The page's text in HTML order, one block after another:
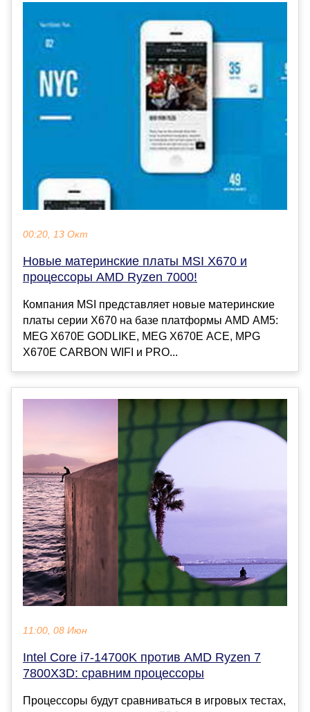
00:20, 13 Окт
Новые материнские платы MSI X670 и
процессоры AMD Ryzen 7000!
Компания MSI представляет новые материнские
платы серии X670 на базе платформы AMD AM5:
MEG X670E GODLIKE, MEG X670E ACE, MPG
X670E CARBON WIFI и PRO...
11:00, 08 Июн
Intel Core i7-14700K против AMD Ryzen 7
7800X3D: сравним процессоры
Процессоры будут сравниваться в игровых тестах,